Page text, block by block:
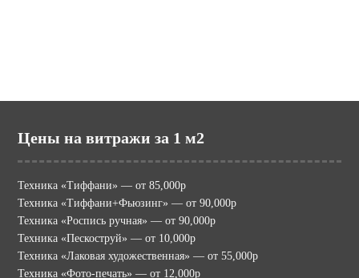
Цены на витражи за 1 м2
Техника «Тиффани» — от 85,000р
Техника «Тиффани+Фьюзинг» — от 90,000р
Техника «Роспись ручная» — от 90,000р
Техника «Пескоструй» — от 10,000р
Техника «Лаковая художественная» — от 55,000р
Техника «Фото-печать» — от 12,000р